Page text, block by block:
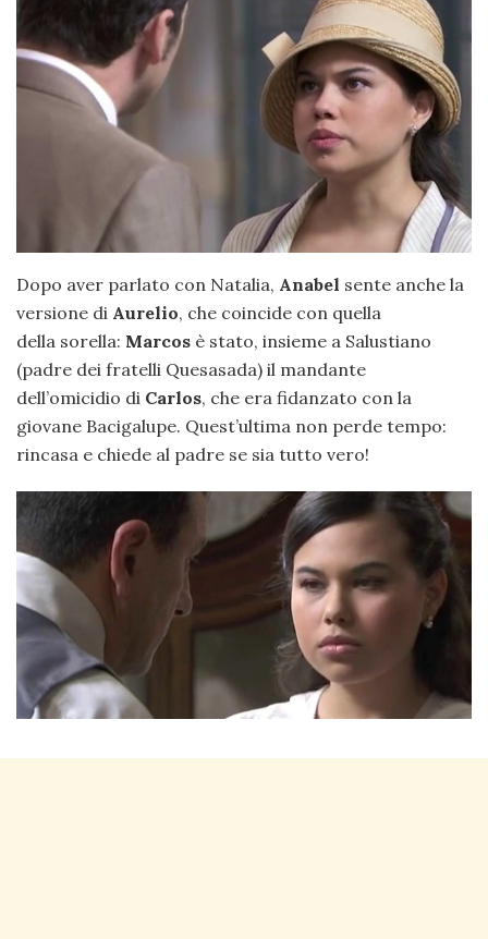
Dopo aver parlato con Natalia, Anabel sente anche la
versione di Aurelio, che coincide con quella
della sorella: Marcos è stato, insieme a Salustiano
(padre dei fratelli Quesasada) il mandante
dell’omicidio di Carlos, che era fidanzato con la
giovane Bacigalupe. Quest’ultima non perde tempo:
rincasa e chiede al padre se sia tutto vero!